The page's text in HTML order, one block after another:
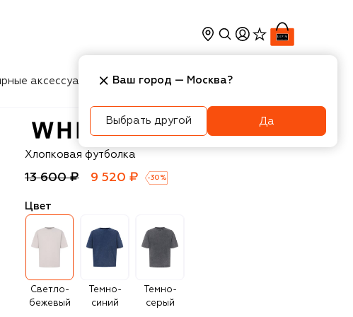
аксессуары Косметика Интерьер
White Sand
Хлопковая футболка
13 600 ₽ 9 520 ₽ -30 %
Цвет
Светло-
бежевый
Темно-
синий
Темно-
серый
Ваш город — Москва?
Выбрать другой Да